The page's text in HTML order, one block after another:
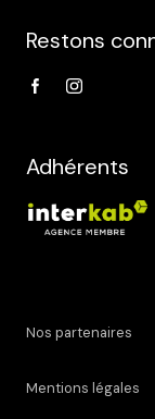
Restons
Adhérents
Nos partenaires
Mentions légales